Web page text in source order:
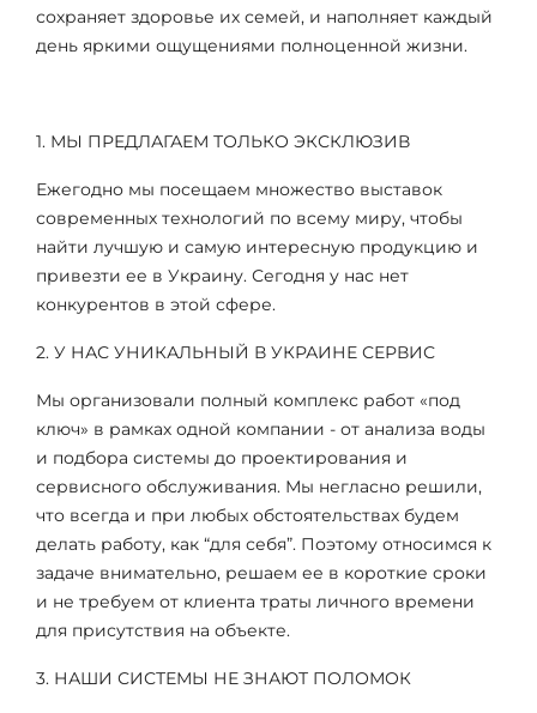
сохраняет здоровье их семей, и наполняет каждый
день яркими ощущениями полноценной жизни.
1. МЫ ПРЕДЛАГАЕМ ТОЛЬКО ЭКСКЛЮЗИВ
Ежегодно мы посещаем множество выставок
современных технологий по всему миру, чтобы
найти лучшую и самую интересную продукцию и
привезти ее в Украину. Сегодня у нас нет
конкурентов в этой сфере.
2. У НАС УНИКАЛЬНЫЙ В УКРАИНЕ СЕРВИС
Мы организовали полный комплекс работ «под
ключ» в рамках одной компании - от анализа воды
и подбора системы до проектирования и
сервисного обслуживания. Мы негласно решили,
что всегда и при любых обстоятельствах будем
делать работу, как “для себя”. Поэтому относимся к
задаче внимательно, решаем ее в короткие сроки
и не требуем от клиента траты личного времени
для присутствия на объекте.
3. НАШИ СИСТЕМЫ НЕ ЗНАЮТ ПОЛОМОК